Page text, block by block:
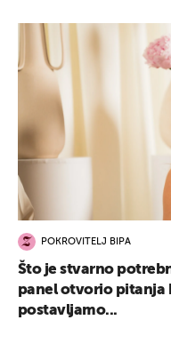
POKROVITELJ BIPA
Što je stvarno
panel otvorio pitanja
postavljamo...